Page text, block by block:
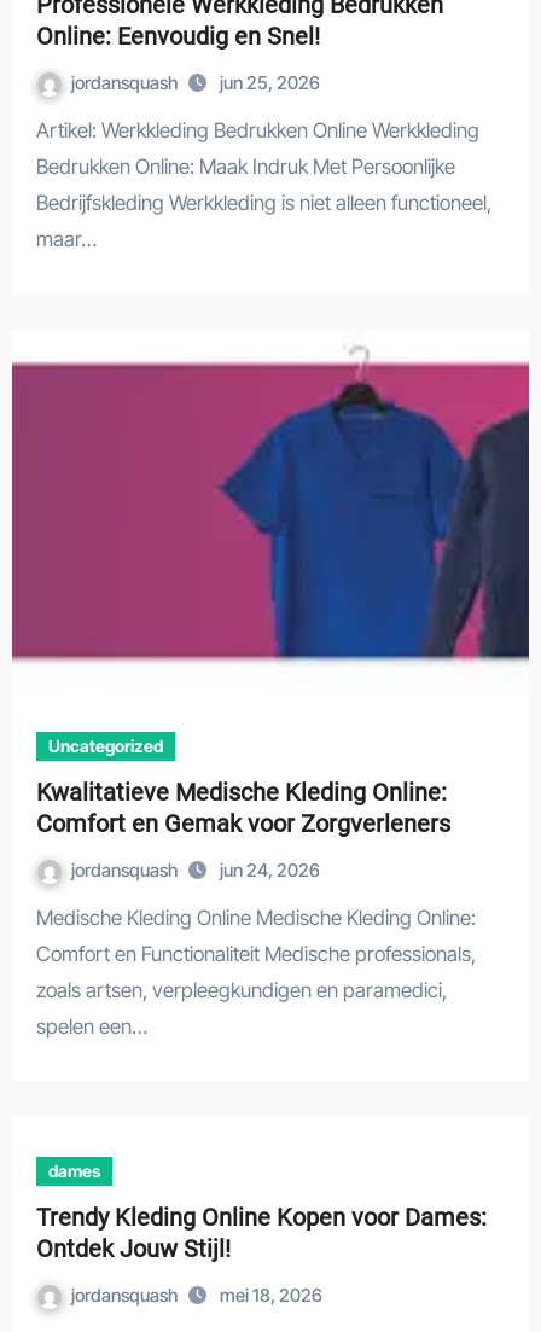
Online: Eenvoudig en Snel!
jordansquash jun 25, 2026
Artikel: Werkkleding Bedrukken Online Werkkleding
Bedrukken Online: Maak Indruk Met Persoonlijke
Bedrijfskleding Werkkleding is niet alleen functioneel,
maar…
Uncategorized
Kwalitatieve Medische Kleding Online:
Comfort en Gemak voor Zorgverleners
jordansquash jun 24, 2026
Medische Kleding Online Medische Kleding Online:
Comfort en Functionaliteit Medische professionals,
zoals artsen, verpleegkundigen en paramedici,
spelen een…
dames
Trendy Kleding Online Kopen voor Dames:
Ontdek Jouw Stijl!
jordansquash mei 18, 2026